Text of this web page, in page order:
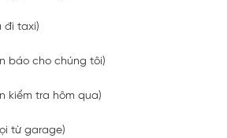
đi taxi)
báo cho chúng tôi)
kiểm tra hôm qua)
từ garage)